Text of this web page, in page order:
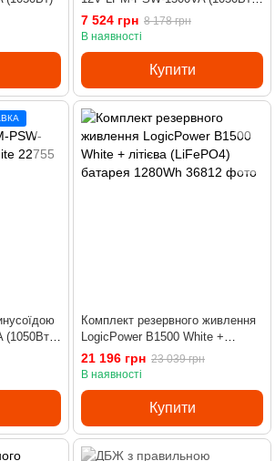
Black
7 524 грн 8 178 грн
В наявності
Купити
(1050Вт)
Комплект резервного живлення
LogicPower B1500 White +
літієва (LiFePO4) батарея
1280Wh
21 196 грн 23 039 грн
В наявності
Купити